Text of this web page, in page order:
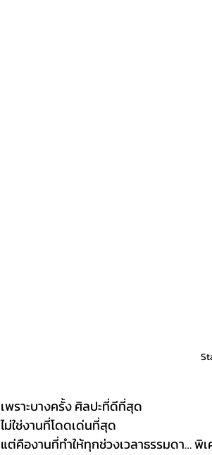
เพราะบางครั้ง ศิลปะที่ดีที่สุด
ไม่ใช่งานที่โดดเด่นที่สุด
แต่คืองานที่ทำให้ทุกช่วงเวลาธรรมดา… พิ